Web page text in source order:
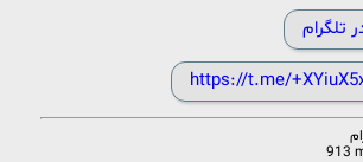
تلگرام
https://t.me/
913